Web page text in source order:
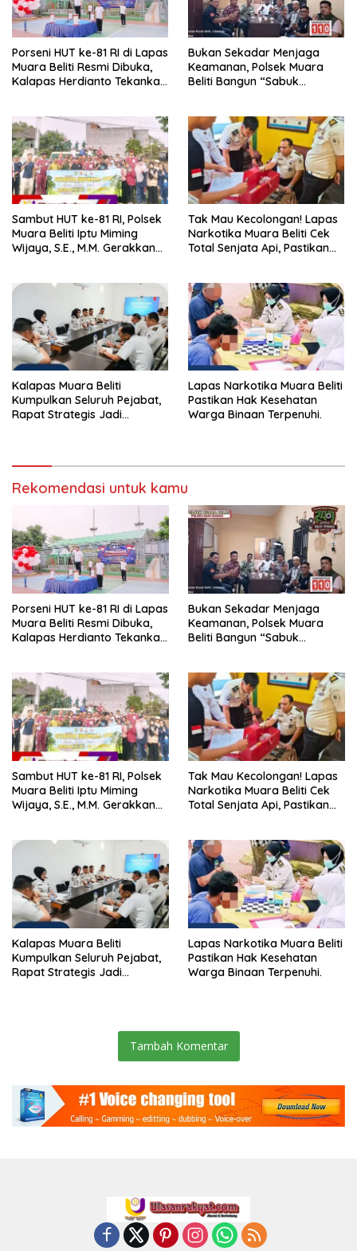
Porseni HUT ke-81 RI di Lapas
Muara Beliti Resmi Dibuka,
Kalapas Herdianto Tekankan
Bukan Sekadar Menjaga
Keamanan, Polsek Muara
Beliti Bangun “Sabuk
Sambut HUT ke-81 RI, Polsek
Muara Beliti Iptu Miming
Wijaya, S.E., M.M. Gerakkan
Tak Mau Kecolongan! Lapas
Narkotika Muara Beliti Cek
Total Senjata Api, Pastikan
Kalapas Muara Beliti
Kumpulkan Seluruh Pejabat,
Rapat Strategis Jadi
Lapas Narkotika Muara Beliti
Pastikan Hak Kesehatan
Warga Binaan Terpenuhi.
Rekomendasi untuk kamu
Porseni HUT ke-81 RI di Lapas
Muara Beliti Resmi Dibuka,
Kalapas Herdianto Tekankan
Bukan Sekadar Menjaga
Keamanan, Polsek Muara
Beliti Bangun “Sabuk
Sambut HUT ke-81 RI, Polsek
Muara Beliti Iptu Miming
Wijaya, S.E., M.M. Gerakkan
Tak Mau Kecolongan! Lapas
Narkotika Muara Beliti Cek
Total Senjata Api, Pastikan
Kalapas Muara Beliti
Kumpulkan Seluruh Pejabat,
Rapat Strategis Jadi
Lapas Narkotika Muara Beliti
Pastikan Hak Kesehatan
Warga Binaan Terpenuhi.
Tambah Komentar